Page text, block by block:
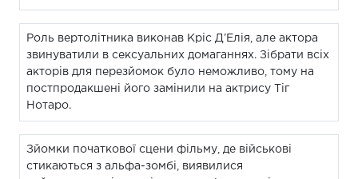
Роль вертолітника виконав Кріс Д’Елія, але актора
звинуватили в сексуальних домаганнях. Зібрати всіх
акторів для перезйомок було неможливо, тому на
постпродакшені його замінили на актрису Тіг
Нотаро.
Зйомки початкової сцени фільму, де військові
стикаються з альфа-зомбі, виявилися